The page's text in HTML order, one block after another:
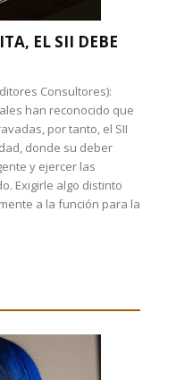
EL SII DEBE
Consultores):
han reconocido que
por tanto, el SII
donde su deber
y ejercer las
Exigirle algo distinto
a la función para la